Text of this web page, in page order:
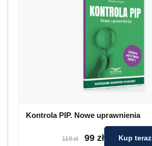
Kontrola PIP. Nowe uprawnienia
119 zł 99 zł Kup teraz